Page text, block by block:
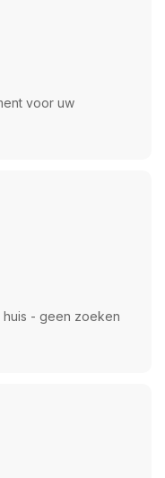
voor uw
- geen zoeken